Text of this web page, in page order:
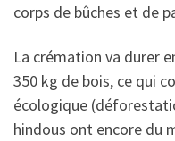
corps de bûches et de
La crémation va durer
350 kg de bois, ce qui
écologique
hindous ont encore du